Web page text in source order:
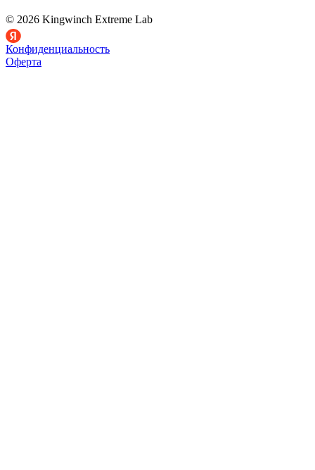
© 2026 Kingwinch Extreme Lab
Конфиденциальность
Оферта